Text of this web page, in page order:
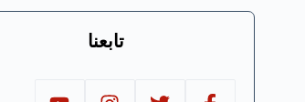
تابعنا